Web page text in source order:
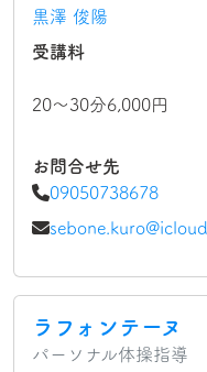
黒澤 俊陽
受講料
20〜30分6,000円
お問合せ先
09050738678
ラフォンテーヌ
パーソナル体操指導